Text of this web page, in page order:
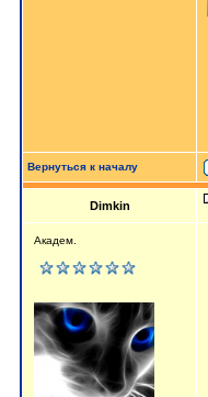
Вернуться к началу
Dimkin
Академ.